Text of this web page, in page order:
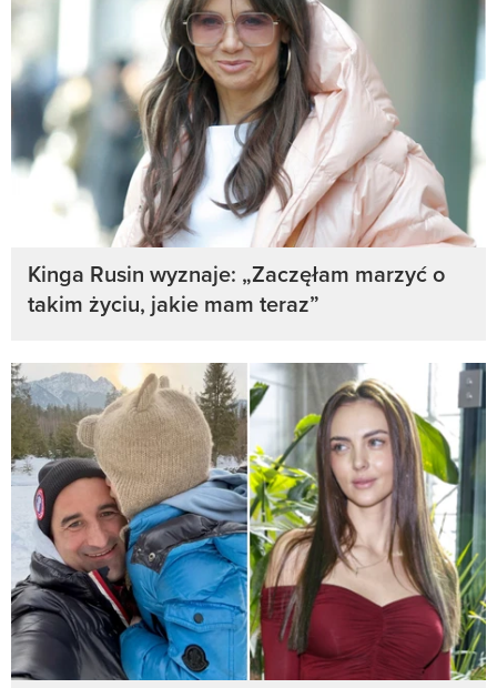
Kinga Rusin wyznaje: „Zaczęłam marzyć o
takim życiu, jakie mam teraz”